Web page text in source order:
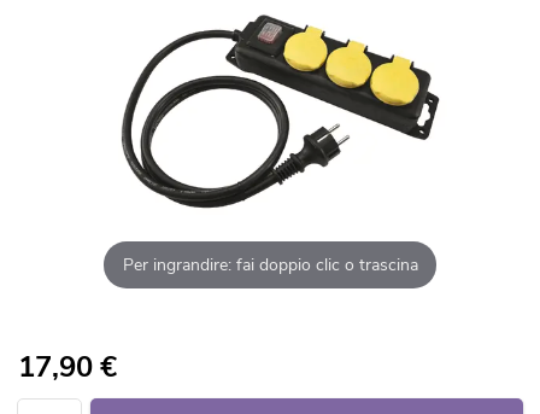
Per ingrandire: fai doppio clic o trascina
17,90€